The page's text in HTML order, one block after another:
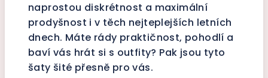
naprostou diskrétnost a maximální
prodyšnost i v těch nejteplejších letních
dnech. Máte rády praktičnost, pohodlí a
baví vás hrát si s outfity? Pak jsou tyto
šaty šité přesně pro vás.